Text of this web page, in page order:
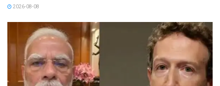
2026-08-08